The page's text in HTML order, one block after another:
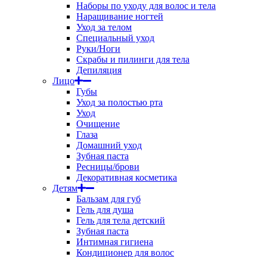
Наборы по уходу для волос и тела
Наращивание ногтей
Уход за телом
Специальный уход
Руки/Ноги
Скрабы и пилинги для тела
Депиляция
Лицо
Губы
Уход за полостью рта
Уход
Очищение
Глаза
Домашний уход
Зубная паста
Ресницы/брови
Декоративная косметика
Детям
Бальзам для губ
Гель для душа
Гель для тела детский
Зубная паста
Интимная гигиена
Кондиционер для волос